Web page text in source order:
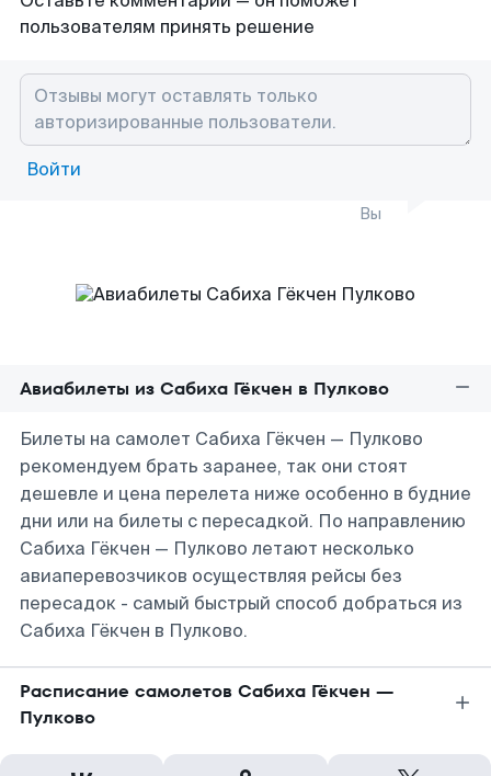
пользователям принять решение
Войти
Вы
Авиабилеты из Сабиха Гёкчен в Пулково
Билеты на самолет Сабиха Гёкчен — Пулково
рекомендуем брать заранее, так они стоят
дешевле и цена перелета ниже особенно в будние
дни или на билеты с пересадкой. По направлению
Сабиха Гёкчен — Пулково летают несколько
авиаперевозчиков осуществляя рейсы без
пересадок - самый быстрый способ добраться из
Сабиха Гёкчен в Пулково.
Расписание самолетов Сабиха Гёкчен —
Пулково